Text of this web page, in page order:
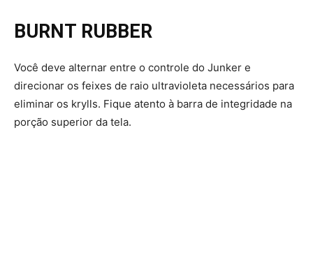
BURNT RUBBER
Você deve alternar entre o controle do Junker e
direcionar os feixes de raio ultravioleta necessários para
eliminar os krylls. Fique atento à barra de integridade na
porção superior da tela.